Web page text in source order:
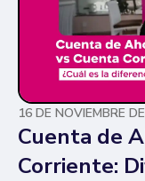
16 DE NOVIEMBRE
Cuenta de
Corriente: